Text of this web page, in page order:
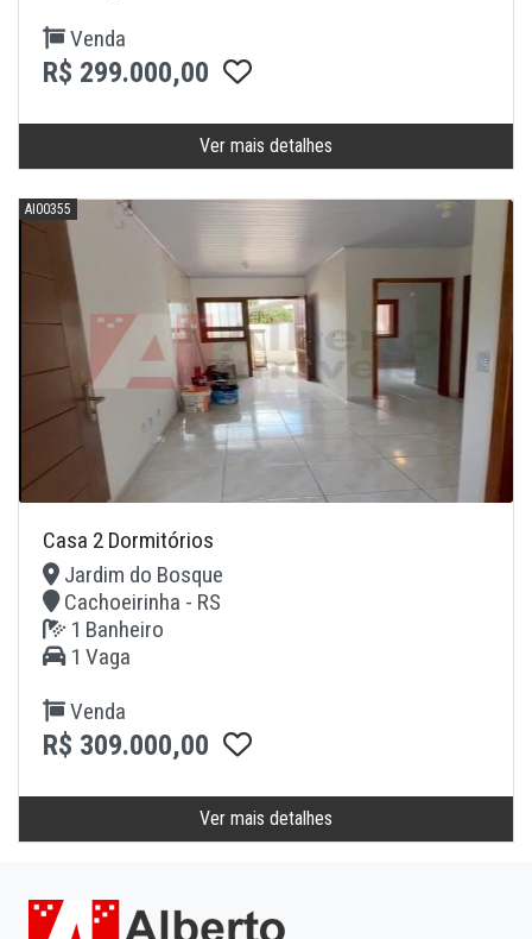
Venda
R$ 299.000,00
Ver mais detalhes
AI00355
Casa 2 Dormitórios
Jardim do Bosque
Cachoeirinha - RS
1 Banheiro
1 Vaga
Venda
R$ 309.000,00
Ver mais detalhes